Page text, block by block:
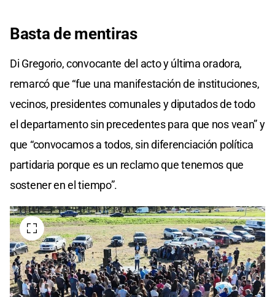
Basta de mentiras
Di Gregorio, convocante del acto y última oradora,
remarcó que “fue una manifestación de instituciones,
vecinos, presidentes comunales y diputados de todo
el departamento sin precedentes para que nos vean” y
que “convocamos a todos, sin diferenciación política
partidaria porque es un reclamo que tenemos que
sostener en el tiempo”.